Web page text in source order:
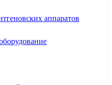
аппаратов